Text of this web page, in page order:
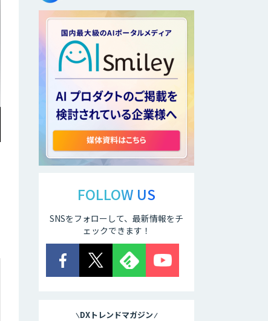
FOLLOW US
SNSをフォローして、最新情報をチ
ェックできます！
DXトレンドマガジン